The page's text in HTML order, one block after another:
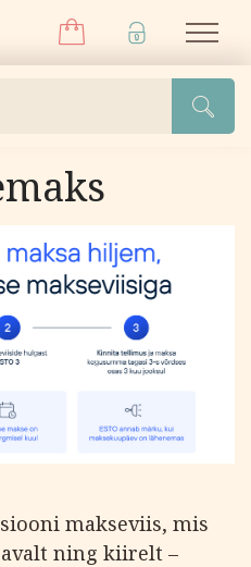
makseviis, mis
ning kiirelt –